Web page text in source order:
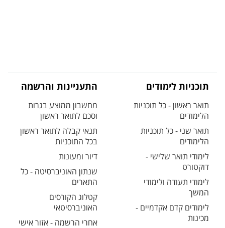
תוכניות לימודים
תואר ראשון - כל תוכניות
הלימודים
תואר שני - כל תוכניות
הלימודים
לימודי תואר שלישי -
דוקטורט
לימודי תעודה ולימודי
המשך
לימודים קדם אקדמיים -
מכינות
התעניינות והרשמה
מחשבון ממוצע בגרות
וסכם לתואר ראשון
תנאי קבלה לתואר ראשון
בכל התוכניות
דיור ומעונות
שנתון האוניברסיטה - כל
התארים
קטלוג הקורסים
האוניברסיטאי
אחרי הרשמה - אזור אישי